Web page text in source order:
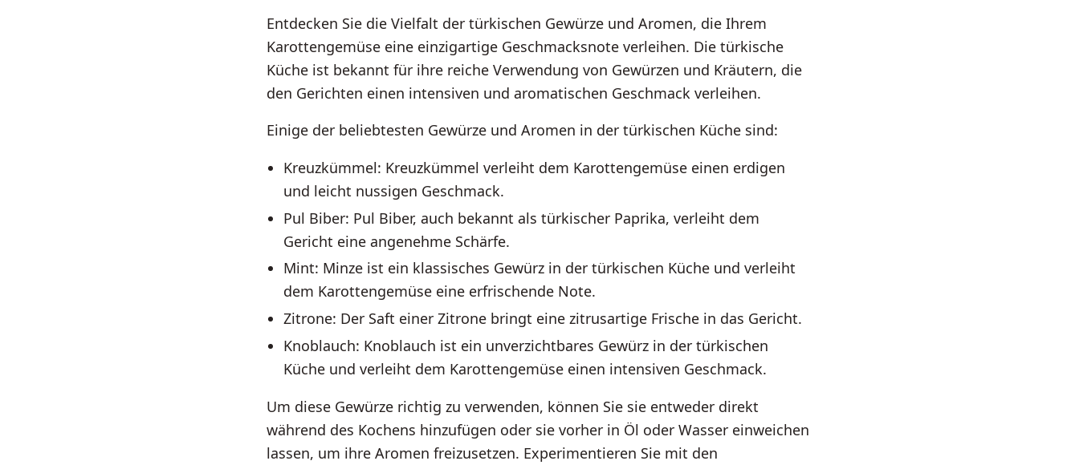
Entdecken Sie die Vielfalt der türkischen Gewürze und Aromen, die Ihrem
Karottengemüse eine einzigartige Geschmacksnote verleihen. Die türkische
Küche ist bekannt für ihre reiche Verwendung von Gewürzen und Kräutern, die
den Gerichten einen intensiven und aromatischen Geschmack verleihen.
Einige der beliebtesten Gewürze und Aromen in der türkischen Küche sind:
Kreuzkümmel: Kreuzkümmel verleiht dem Karottengemüse einen erdigen
und leicht nussigen Geschmack.
Pul Biber: Pul Biber, auch bekannt als türkischer Paprika, verleiht dem
Gericht eine angenehme Schärfe.
Mint: Minze ist ein klassisches Gewürz in der türkischen Küche und verleiht
dem Karottengemüse eine erfrischende Note.
Zitrone: Der Saft einer Zitrone bringt eine zitrusartige Frische in das Gericht.
Knoblauch: Knoblauch ist ein unverzichtbares Gewürz in der türkischen
Küche und verleiht dem Karottengemüse einen intensiven Geschmack.
Um diese Gewürze richtig zu verwenden, können Sie sie entweder direkt
während des Kochens hinzufügen oder sie vorher in Öl oder Wasser einweichen
lassen, um ihre Aromen freizusetzen. Experimentieren Sie mit den